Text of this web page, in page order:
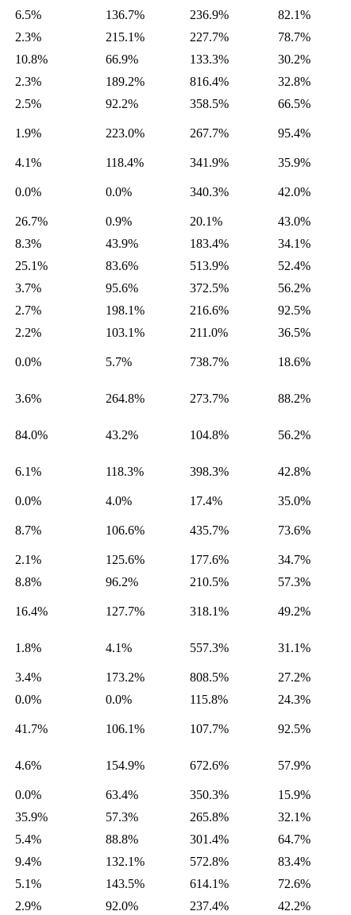
6.5% 136.7% 236.9%
82.1%
2.3% 215.1% 227.7%
78.7%
10.8% 66.9% 133.3%
30.2%
2.3% 189.2% 816.4%
32.8%
2.5% 92.2% 358.5% 66.5%
1.9% 223.0% 267.7% 95.4%
4.1% 118.4% 341.9% 35.9%
0.0% 0.0% 340.3% 42.0%
26.7% 0.9% 20.1%
43.0%
8.3% 43.9% 183.4%
34.1%
25.1% 83.6% 513.9%
52.4%
3.7% 95.6% 372.5%
56.2%
2.7% 198.1% 216.6%
92.5%
2.2% 103.1% 211.0% 36.5%
0.0% 5.7% 738.7% 18.6%
3.6% 264.8% 273.7% 88.2%
84.0% 43.2% 104.8% 56.2%
6.1% 118.3% 398.3% 42.8%
0.0% 4.0% 17.4% 35.0%
8.7% 106.6% 435.7% 73.6%
2.1% 125.6% 177.6%
34.7%
8.8% 96.2% 210.5% 57.3%
16.4% 127.7% 318.1% 49.2%
1.8% 4.1% 557.3% 31.1%
3.4% 173.2% 808.5%
27.2%
0.0% 0.0% 115.8% 24.3%
41.7% 106.1% 107.7% 92.5%
4.6% 154.9% 672.6% 57.9%
0.0% 63.4% 350.3%
15.9%
35.9% 57.3% 265.8%
32.1%
5.4% 88.8% 301.4%
64.7%
9.4% 132.1% 572.8%
83.4%
5.1% 143.5% 614.1%
72.6%
2.9% 92.0% 237.4% 42.2%